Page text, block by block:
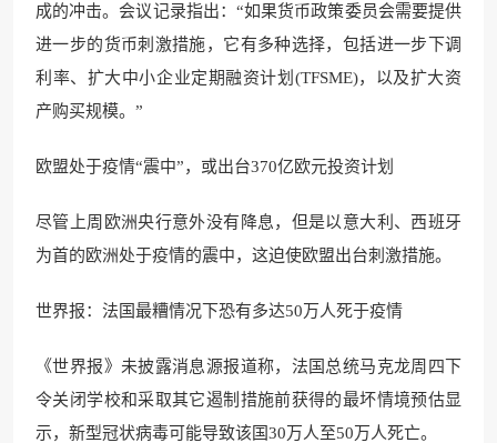
成的冲击。会议记录指出：“如果货币政策委员会需要提供
进一步的货币刺激措施，它有多种选择，包括进一步下调
利率、扩大中小企业定期融资计划(TFSME)，以及扩大资
产购买规模。”
欧盟处于疫情“震中”，或出台370亿欧元投资计划
尽管上周欧洲央行意外没有降息，但是以意大利、西班牙
为首的欧洲处于疫情的震中，这迫使欧盟出台刺激措施。
世界报：法国最糟情况下恐有多达50万人死于疫情
《世界报》未披露消息源报道称，法国总统马克龙周四下
令关闭学校和采取其它遏制措施前获得的最坏情境预估显
示，新型冠状病毒可能导致该国30万人至50万人死亡。